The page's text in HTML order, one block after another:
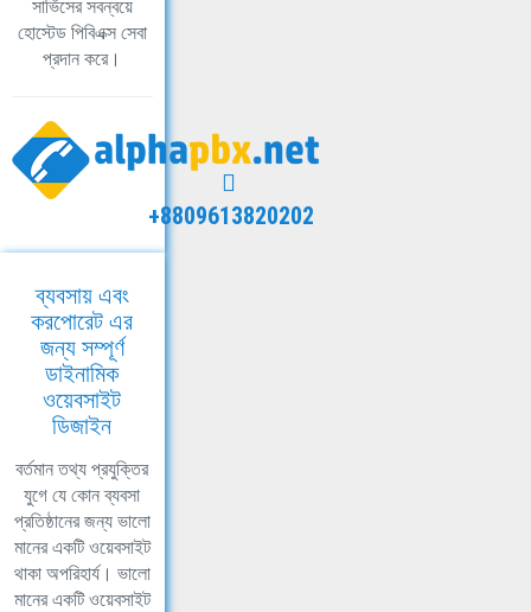
সার্ভিসের সবন্বয়ে
হোস্টেড পিবিএক্স সেবা
প্রদান করে।
+8809613820202
ব্যবসায় এবং
করপোরেট এর
জন্য সম্পূর্ণ
ডাইনামিক
ওয়েবসাইট
ডিজাইন
বর্তমান তথ্য প্রযুক্তির
যুগে যে কোন ব্যবসা
প্রতিষ্ঠানের জন্য ভালো
মানের একটি ওয়েবসাইট
থাকা অপরিহার্য। ভালো
মানের একটি ওয়েবসাইট